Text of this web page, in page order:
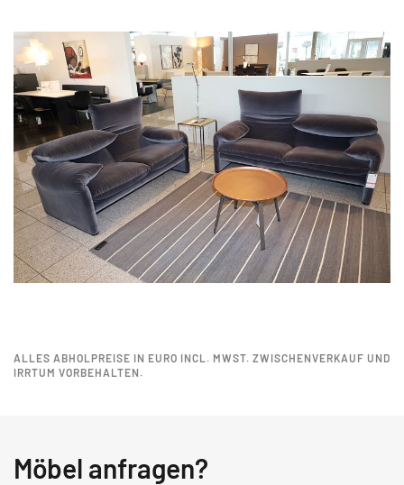
ALLES ABHOLPREISE IN EURO INCL. MWST. ZWISCHENVERKAUF UND
IRRTUM VORBEHALTEN.
Möbel anfragen?